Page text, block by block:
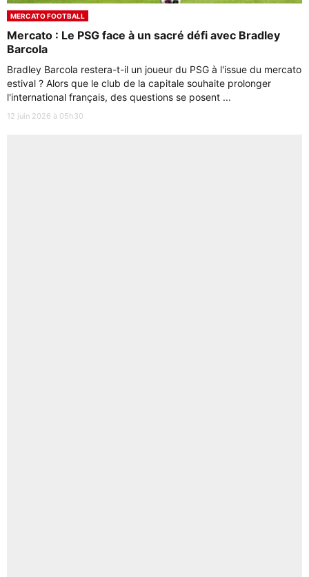
MERCATO FOOTBALL
Mercato : Le PSG face à un sacré défi avec Bradley
Barcola
Bradley Barcola restera-t-il un joueur du PSG à l'issue du mercato
estival ? Alors que le club de la capitale souhaite prolonger
l'international français, des questions se posent ...
12 juin 2026 à 05h30